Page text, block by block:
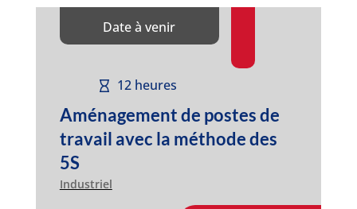
Date à venir
12 heures
Aménagement de postes de
travail avec la méthode des
5S
Industriel